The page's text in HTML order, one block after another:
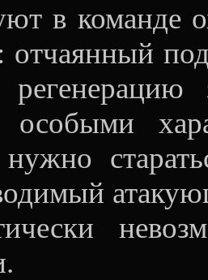
в команде
отчаянный
особыми